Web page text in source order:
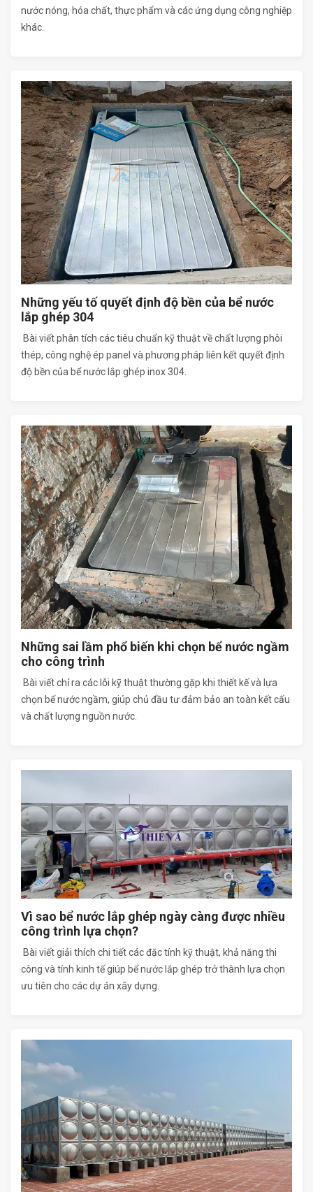
nước nóng, hóa chất, thực phẩm và các ứng dụng công nghiệp
khác.
Những yếu tố quyết định độ bền của bể nước
lắp ghép 304
Bài viết phân tích các tiêu chuẩn kỹ thuật về chất lượng phôi
thép, công nghệ ép panel và phương pháp liên kết quyết định
độ bền của bể nước lắp ghép inox 304.
Những sai lầm phổ biến khi chọn bể nước ngầm
cho công trình
Bài viết chỉ ra các lỗi kỹ thuật thường gặp khi thiết kế và lựa
chọn bể nước ngầm, giúp chủ đầu tư đảm bảo an toàn kết cấu
và chất lượng nguồn nước.
Vì sao bể nước lắp ghép ngày càng được nhiều
công trình lựa chọn?
Bài viết giải thích chi tiết các đặc tính kỹ thuật, khả năng thi
công và tính kinh tế giúp bể nước lắp ghép trở thành lựa chọn
ưu tiên cho các dự án xây dựng.